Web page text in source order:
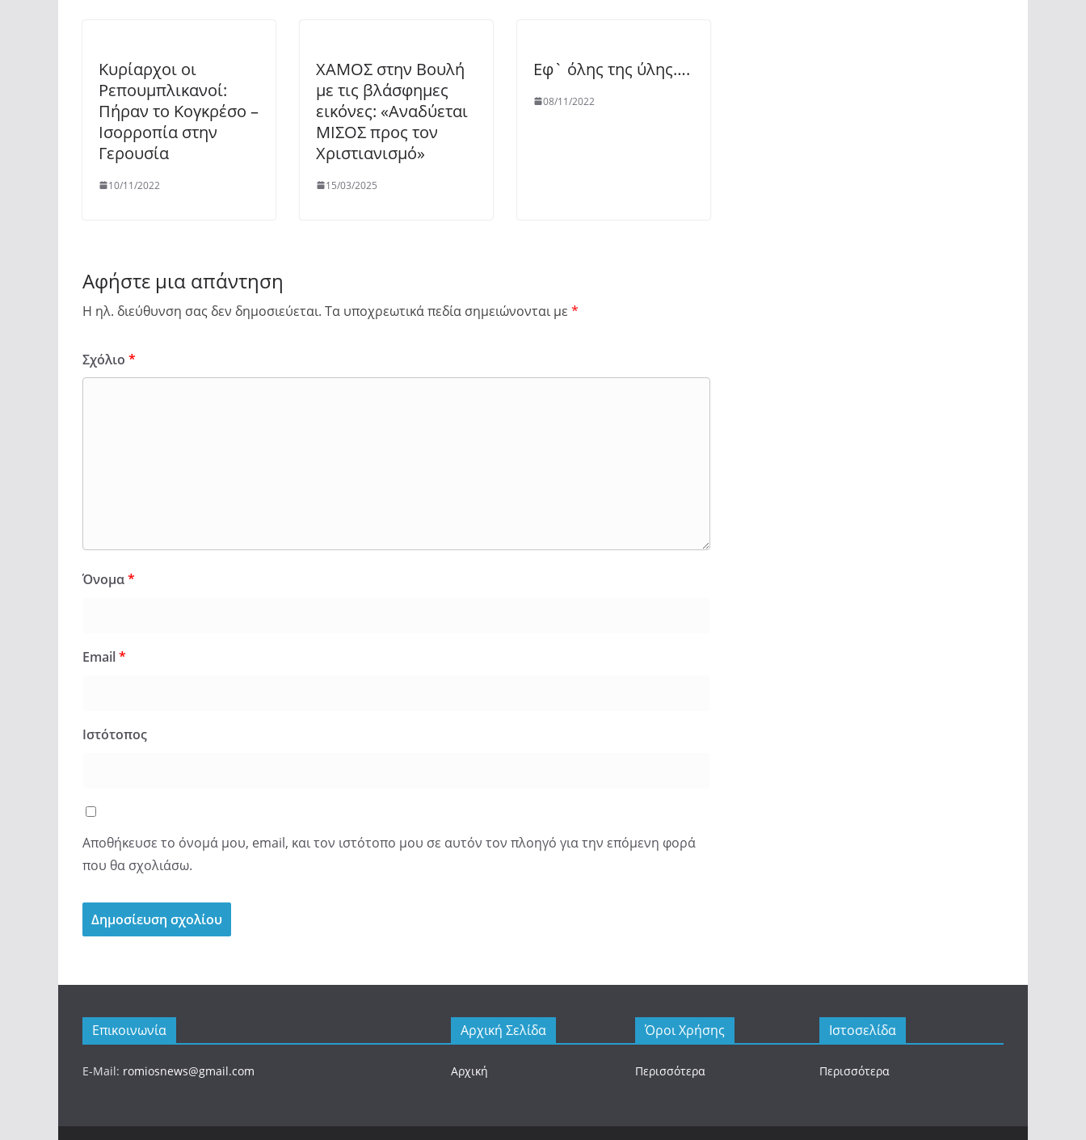
Κυρίαρχοι οι
Ρεπουμπλικανοί:
Πήραν το Κογκρέσο –
Ισορροπία στην
Γερουσία
10/11/2022
ΧΑΜΟΣ στην Βουλή
με τις βλάσφημες
εικόνες: «Αναδύεται
ΜΙΣΟΣ προς τον
Χριστιανισμό»
15/03/2025
Εφ` όλης της ύλης….
08/11/2022
Αφήστε μια απάντηση
Η ηλ. διεύθυνση σας δεν δημοσιεύεται. Τα υποχρεωτικά πεδία σημειώνονται με *
Σχόλιο *
Όνομα*
Email*
Ιστότοπος
Αποθήκευσε το όνομά μου, email, και τον ιστότοπο μου σε αυτόν τον πλοηγό για την επόμενη φορά
που θα σχολιάσω.
Επικοινωνία
E-Mail: romiosnews@gmail.com
Αρχική Σελίδα
Αρχική
Όροι Χρήσης
Περισσότερα
Ιστοσελίδα
Περισσότερα